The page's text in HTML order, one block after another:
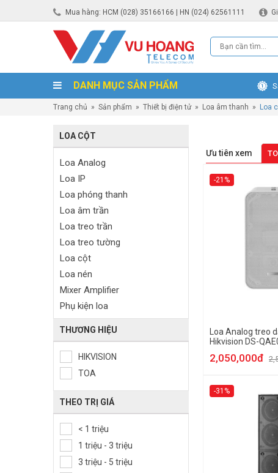
Mua hàng: HCM (028) 35166166 | HN (024) 62561111
DANH MỤC SẢN PHẨM
Trang chủ » Sản phẩm » Thiết bị điện tử » Loa âm thanh » Loa
LOA CỘT
Loa Analog
Loa IP
Loa phóng thanh
Loa âm trần
Loa treo trần
Loa treo tường
Loa cột
Loa nén
Mixer Amplifier
Phụ kiện loa
THƯƠNG HIỆU
HIKVISION
TOA
THEO TRỊ GIÁ
< 1 triệu
1 triệu - 3 triệu
3 triệu - 5 triệu
Ưu tiên xem
-21%
Loa Analog treo
Hikvision DS-
2,050,000đ
-31%